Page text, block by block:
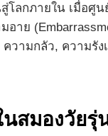
ลกภายใน เมื่อ
าย
วามกลัว, ความ
สมองวัยรุ่